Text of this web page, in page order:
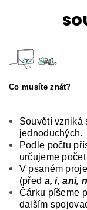
Co musíte znát?
Souvětí
jednoduchých.
Podle počtu
určujeme
V psaném
(před a, i, ani,
Čárku píšeme
dalším